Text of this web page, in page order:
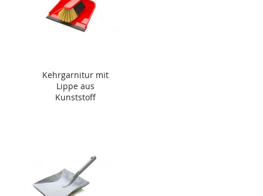
Kehrgarnitur mit
Lippe aus
Kunststoff